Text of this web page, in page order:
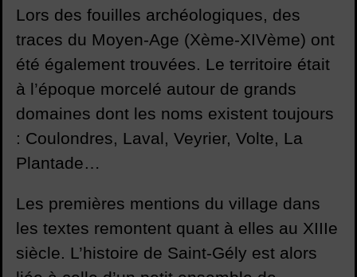
Lors des fouilles archéologiques, des
traces du Moyen-Age (Xème-XIVème) ont
été également trouvées. Le territoire était
à l’époque morcelé autour de grands
domaines dont les noms existent toujours
: Coulondres, Laval, Veyrier, Volte, La
Plantade…
Les premières mentions du village dans
les textes remontent quant à elles au XIIIe
siècle. L’histoire de Saint-Gély est alors